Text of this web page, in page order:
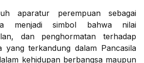
aparatur perempuan sebagai
menjadi simbol bahwa nilai
dan penghormatan terhadap
yang terkandung dalam Pancasila
kehidupan berbangsa maupun